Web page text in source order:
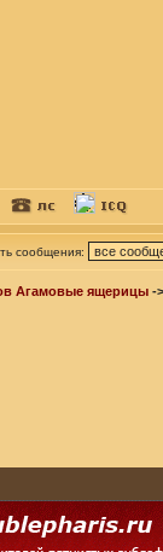
сообщения:
Агамовые ящерицы -